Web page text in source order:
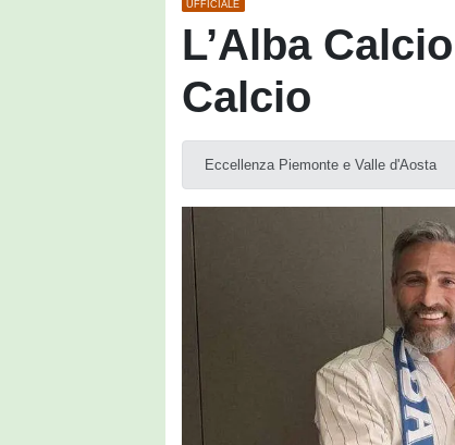
UFFICIALE
L’Alba
Calcio
Eccellenza Piemonte e Valle d'Aosta